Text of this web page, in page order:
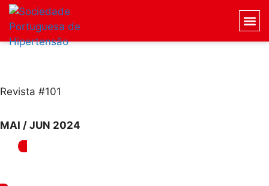
Revista #101
MAI / JUN 2024